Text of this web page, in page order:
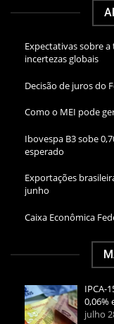
Expectativas sobre
incertezas globais
Decisão de juros do
Como o MEI pode
Ibovespa B3 sobe
esperado
Exportações
junho
Caixa Econômica
IPCA-
0,06%
julho